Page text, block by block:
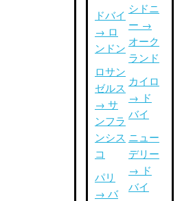
ドバイ
→ ロ
ンドン
ロサン
ゼルス
→ サ
ンフラ
ンシス
コ
パリ
→ バ
シドニ
ー →
オーク
ランド
カイロ
→ ド
バイ
ニュー
デリー
→ ド
バイ